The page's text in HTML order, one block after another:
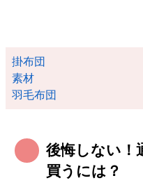
掛布団
素材
羽毛布団
後悔しない！
買うには？